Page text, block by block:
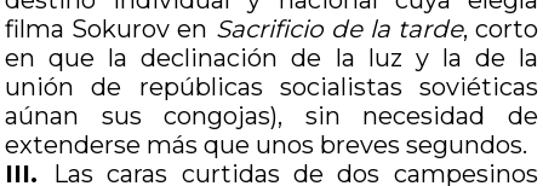
filma Sokurov en Sacrificio de la tarde, corto
en que la declinación de la luz y la de la
unión de repúblicas socialistas soviéticas
aúnan sus congojas), sin necesidad de
extenderse más que unos breves segundos.
III. Las caras curtidas de dos campesinos